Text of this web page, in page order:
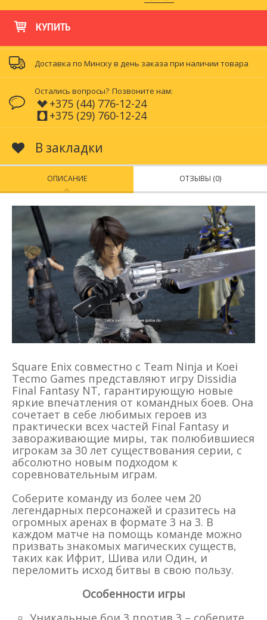
КУПИТЬ
Доставка по Минску в день заказа при наличии товара
Остались вопросы? Позвоните нам:
+375 (44) 776-12-24
+375 (29) 760-12-24
В закладки
ОПИСАНИЕ ОТЗЫВЫ (0)
Square Enix совместно с Team Ninja и Koei
Tecmo Games представляют игру Dissidia
Final Fantasy NT, гарантирующую новые
яркие впечатления от командных боев. Она
сочетает в себе любимых героев из
практически всех частей Final Fantasy и
завораживающие миры, так полюбившиеся
игрокам за 30 лет существования серии, с
абсолютно новым подходом к
соревновательным играм.
Соберите команду из более чем 20
легендарных персонажей и сразитесь на
огромных аренах в формате 3 на 3. В
каждом матче на помощь команде можно
призвать знакомых магических существ,
таких как Ифрит, Шива или Один, и
переломить исход битвы в свою пользу.
Особенности игры